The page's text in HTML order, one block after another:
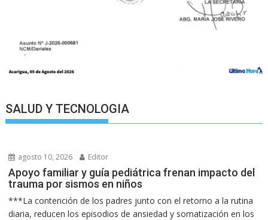
SALUD Y TECNOLOGIA
agosto 10, 2026 Editor
Apoyo familiar y guía pediátrica frenan impacto del
trauma por sismos en niños
***La contención de los padres junto con el retorno a la rutina
diaria, reducen los episodios de ansiedad y somatización en los